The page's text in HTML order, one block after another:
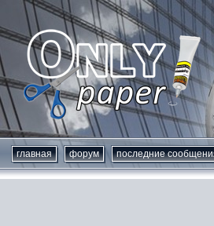
главная форум последние